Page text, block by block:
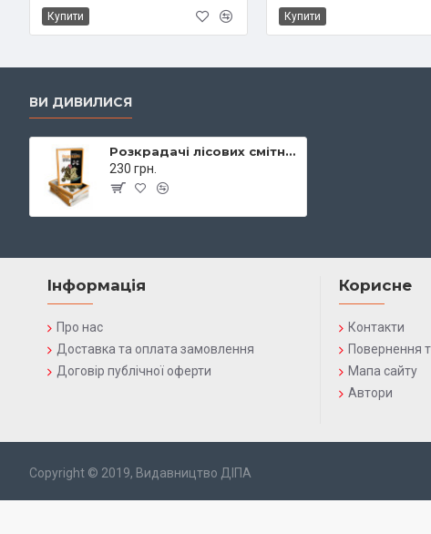
Купити Купити
ВИ ДИВИЛИСЯ
Розкрадачі лісових смітників
230 грн.
Інформація
Про нас
Доставка та оплата замовлення
Договір публічної оферти
Корисне
Контакти
Повернення
Мапа сайту
Автори
Copyright © 2019, Видавництво ДІПА